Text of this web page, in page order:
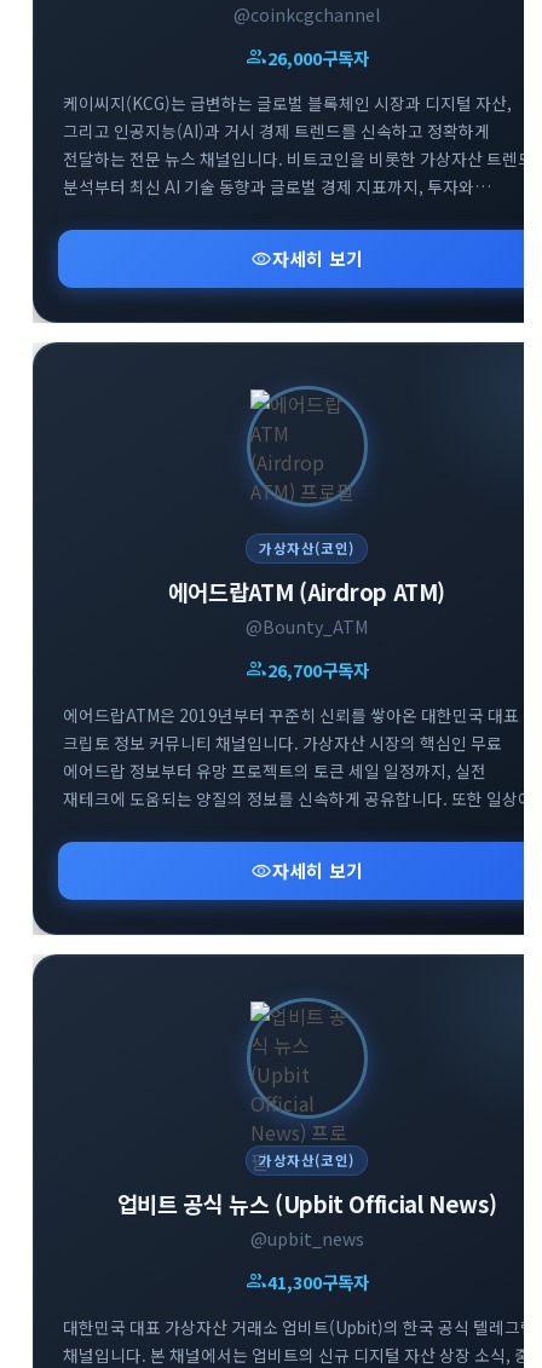
@coinkcgchannel
group26,000구독자
케이씨지(KCG)는 급변하는 글로벌 블록체인 시장과 디지털 자산,
그리고 인공지능(AI)과 거시 경제 트렌드를 신속하고 정확하게
전달하는 전문 뉴스 채널입니다. 비트코인을 비롯한 가상자산 트렌드
분석부터 최신 AI 기술 동향과 글로벌 경제 지표까지, 투자와
웹사이트 및 소통방(카카오톡, 텔레그램 그룹)을 통해 커뮤니티
구성원들과 실시간으로 유익한 인사이트를 공유하고 있습니다.
변화하는 미래 기술과 금융 시장의 흐름을 가장 먼저 파악하고
성공적인 투자 전략을 수립해 보세요.
visibility자세히 보기
가상자산(코인)
에어드랍ATM (Airdrop ATM)
@Bounty_ATM
group26,700구독자
에어드랍ATM은 2019년부터 꾸준히 신뢰를 쌓아온 대한민국 대표
크립토 정보 커뮤니티 채널입니다. 가상자산 시장의 핵심인 무료
에어드랍 정보부터 유망 프로젝트의 토큰 세일 일정까지, 실전
재테크에 도움되는 양질의 정보를 신속하게 공유합니다. 또한 일상에
소개해 드립니다. 합리적이고 현명한 크립토 투자를 시작하고 싶다면
visibility자세히 보기
가상자산(코인)
업비트 공식 뉴스 (Upbit Official News)
@upbit_news
group41,300구독자
대한민국 대표 가상자산 거래소 업비트(Upbit)의 한국 공식 텔레그램
채널입니다. 본 채널에서는 업비트의 신규 디지털 자산 상장 소식, 중